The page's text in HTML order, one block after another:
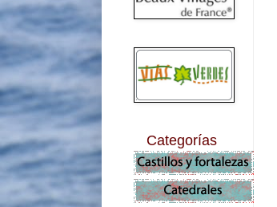
Categorías